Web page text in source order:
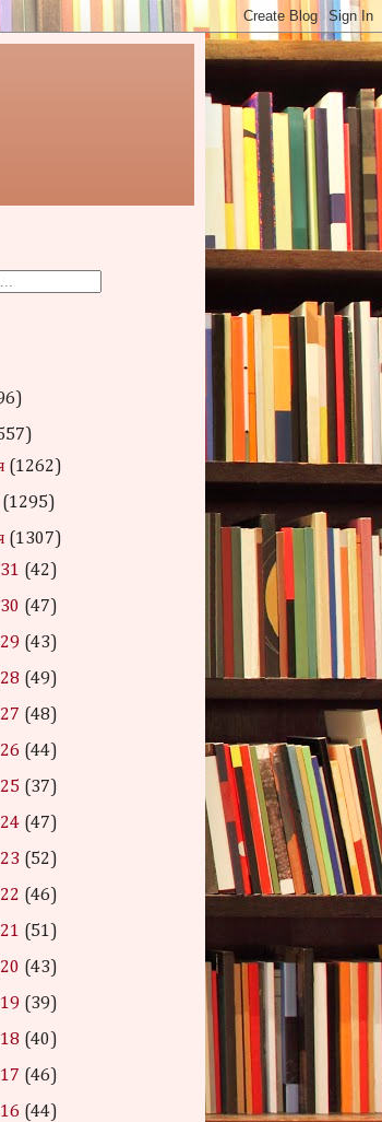
(1262)
(1295)
(1307)
(42)
(47)
(43)
(49)
(48)
(44)
(37)
(47)
(52)
(46)
(51)
(43)
(39)
(40)
(46)
(44)